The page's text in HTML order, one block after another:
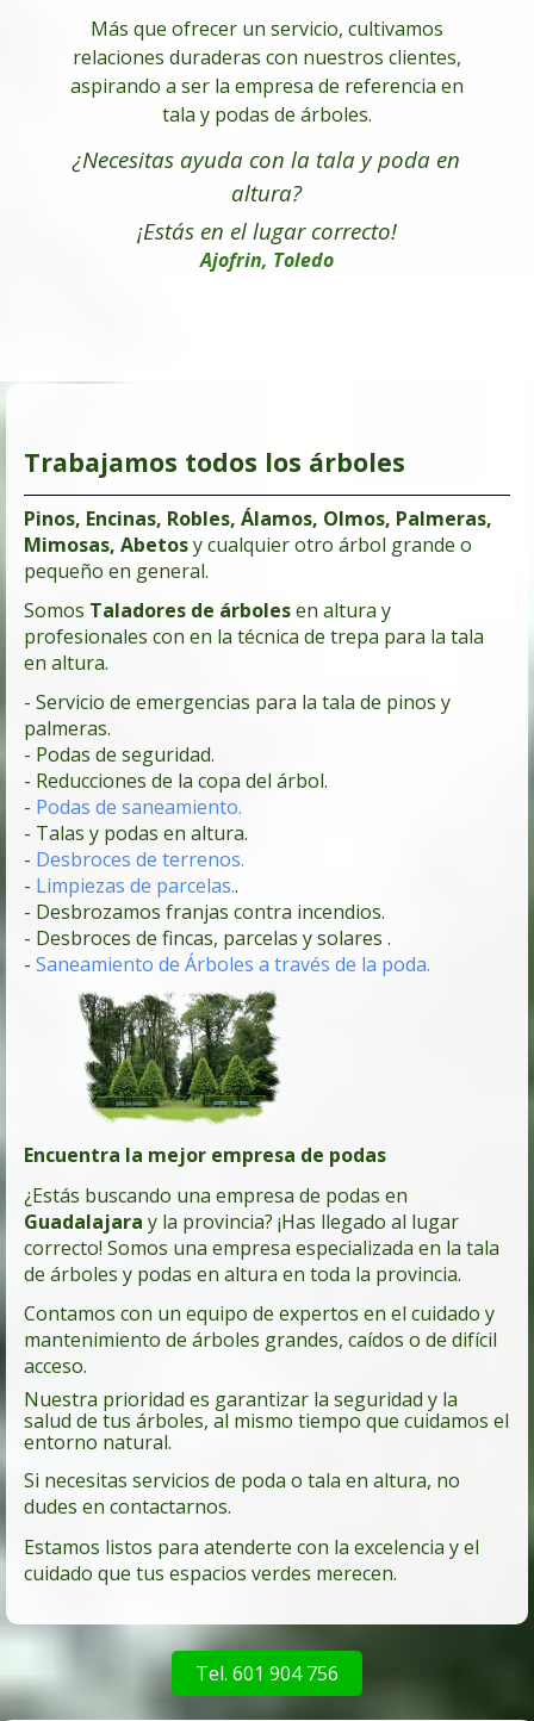
Más que ofrecer un servicio, cultivamos
relaciones duraderas con nuestros clientes,
aspirando a ser la empresa de referencia en
tala y podas de árboles.
¿Necesitas ayuda con la tala y poda en
altura?
¡Estás en el lugar correcto!
Ajofrin, Toledo
Trabajamos todos los árboles
Pinos, Encinas, Robles, Álamos, Olmos, Palmeras,
Mimosas, Abetosy cualquier otro árbol grande o
pequeño en general.
Somos Taladores de árbolesen altura y
profesionales con en la técnica de trepa para la tala
en altura.
- Servicio de emergencias para la tala de pinos y
palmeras.
- Podas de seguridad.
- Reducciones de la copa del árbol.
- Podas de saneamiento.
- Talas y podas en altura.
- Desbroces de terrenos.
- Limpiezas de parcelas..
- Desbrozamos franjas contra incendios.
- Desbroces de fincas, parcelas y solares .
- Saneamiento de Árboles a través de la poda.
Encuentra la mejor empresa de podas
¿Estás buscando una empresa de podas en
Guadalajara y la provincia? ¡Has llegado al lugar
correcto! Somos una empresa especializada en la tala
de árboles y podas en altura en toda la provincia.
Contamos con un equipo de expertos en el cuidado y
mantenimiento de árboles grandes, caídos o de difícil
acceso.
Nuestra prioridad es garantizar la seguridad y la
salud de tus árboles, al mismo tiempo que cuidamos el
entorno natural.
Si necesitas servicios de poda o tala en altura, no
dudes en contactarnos.
Estamos listos para atenderte con la excelencia y el
cuidado que tus espacios verdes merecen.
Tel. 601 904 756